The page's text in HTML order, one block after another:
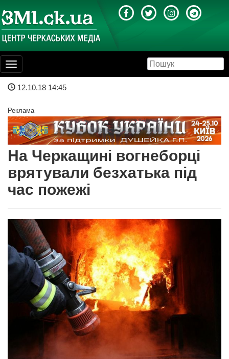
Toggle
navigation
12.10.18 14:45
Реклама
На Черкащині вогнеборці
врятували безхатька під
час пожежі